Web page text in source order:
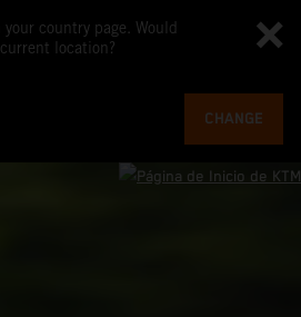
country page. Would
location?
CHANGE